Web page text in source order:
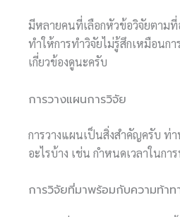
มีหลายคนที่เลือกหัวข้อวิจัยตาม
ทำให้การทำวิจัยไม่รู้สึกเหมือนก
เกี่ยวข้องดูนะครับ
การวางแผนการวิจัย
การวางแผนเป็นสิ่งสำคัญครับ ท่
อะไรบ้าง เช่น กำหนดเวลาในก
การวิจัยที่มาพร้อมกับความท้าท